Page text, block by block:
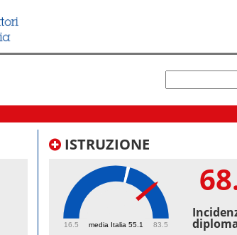
ISTRUZIONE
media Italia 55.1
16.5 83.5